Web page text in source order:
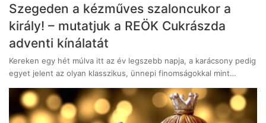
Szegeden a kézműves szaloncukor a
király! – mutatjuk a REÖK Cukrászda
adventi kínálatát
Kereken egy hét múlva itt az év legszebb napja, a karácsony pedig
egyet jelent az olyan klasszikus, ünnepi finomságokkal mint…